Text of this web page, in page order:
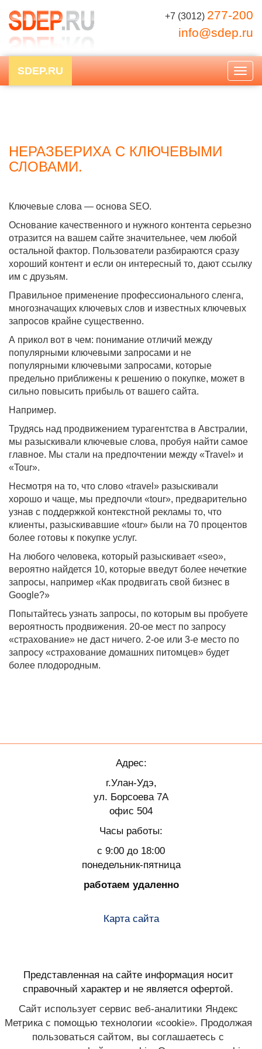
+7 (3012) 277-200
info@sdep.ru
SDEP.RU
НЕРАЗБЕРИХА С КЛЮЧЕВЫМИ
СЛОВАМИ.
Ключевые слова — основа SEO.
Основание качественного и нужного контента серьезно
отразится на вашем сайте значительнее, чем любой
остальной фактор. Пользователи разбираются сразу
хороший контент и если он интересный то, дают ссылку
им с друзьям.
Правильное применение профессионального сленга,
многозначащих ключевых слов и известных ключевых
запросов крайне существенно.
А прикол вот в чем: понимание отличий между
популярными ключевыми запросами и не
популярными ключевыми запросами, которые
предельно приближены к решению о покупке, может в
сильно повысить прибыль от вашего сайта.
Например.
Трудясь над продвижением турагентства в Австралии,
мы разыскивали ключевые слова, пробуя найти самое
главное. Мы стали на предпочтении между «Travel» и
«Tour».
Несмотря на то, что слово «travel» разыскивали
хорошо и чаще, мы предпочли «tour», предварительно
узнав с поддержкой контекстной рекламы то, что
клиенты, разыскивавшие «tour» были на 70 процентов
более готовы к покупке услуг.
На любого человека, который разыскивает «seo»,
вероятно найдется 10, которые введут более нечеткие
запросы, например «Как продвигать свой бизнес в
Google?»
Попытайтесь узнать запросы, по которым вы пробуете
вероятность продвижения. 20-ое мест по запросу
«страхование» не даст ничего. 2-ое или 3-е место по
запросу «страхование домашних питомцев» будет
более плодородным.
Адрес:
г.Улан-Удэ,
ул. Борсоева 7А
офис 504
Часы работы:
с 9:00 до 18:00
понедельник-пятница
работаем удаленно
Карта сайта
Представленная на сайте информация носит
справочный характер и не является офертой.
Сайт использует сервис веб-аналитики Яндекс
Метрика с помощью технологии «cookie». Продолжая
пользоваться сайтом, вы соглашаетесь с